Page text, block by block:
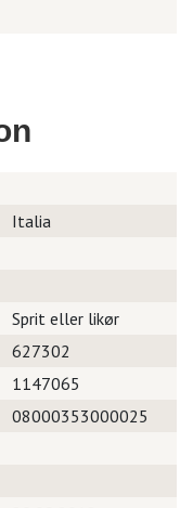
Italia
Sprit eller likør
627302
1147065
08000353000025